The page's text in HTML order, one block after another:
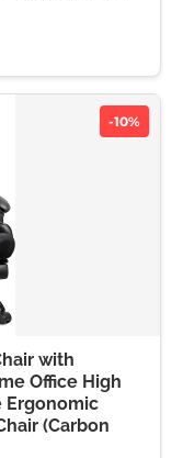
-10%
with
Office High
Ergonomic
(Carbon